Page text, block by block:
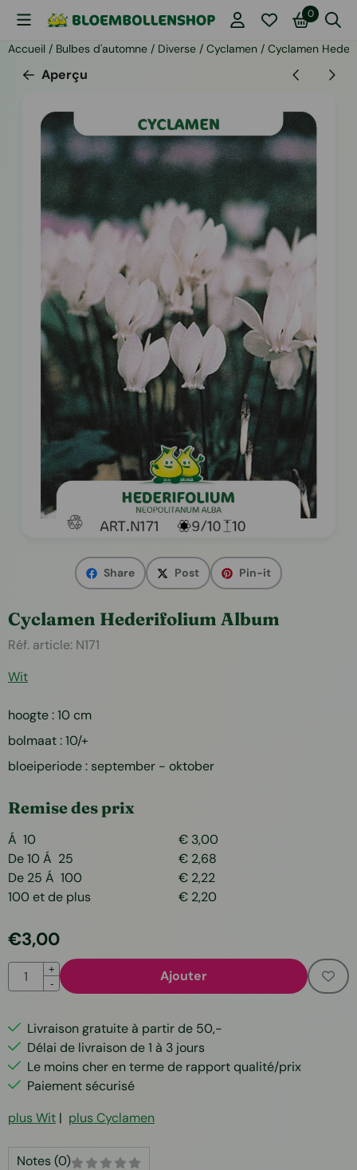
Les préférences de cookies sont actuellement fermées.
0
Accueil / Bulbes d'automne / Diverse / Cyclamen / Cyclamen
Aperçu
Share Post Pin-it
Cyclamen Hederifolium Album
Réf. article: N171
Wit
hoogte : 10 cm
bolmaat : 10/+
bloeiperiode : september - oktober
Remise des prix
Á 10 € 3,00
De 10 Á 25
€ 2,68
De 25 Á 100
€ 2,22
100 et de plus
€ 2,20
€3,00
Quantité
+
-
Ajouter
Livraison gratuite à partir de 50,-
Délai de livraison de 1 à 3 jours
Le moins cher en terme de rapport qualité/prix
Paiement sécurisé
plus Wit | plus Cyclamen
Notes (0)